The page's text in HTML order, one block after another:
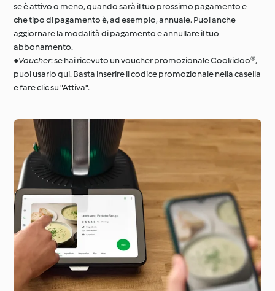
se è attivo o meno, quando sarà il tuo prossimo pagamento e
che tipo di pagamento è, ad esempio, annuale. Puoi anche
aggiornare la modalità di pagamento e annullare il tuo
abbonamento.
●Voucher: se hai ricevuto un voucher promozionale Cookidoo®,
puoi usarlo qui. Basta inserire il codice promozionale nella casella
e fare clic su "Attiva".